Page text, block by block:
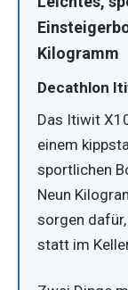
Kilogramm
Decathlon
Das Itiwit
einem
sportlichen
Neun
sorgen
statt im